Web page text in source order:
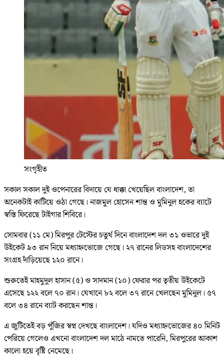
সংগৃহীত
সকাল সকাল দুই ওপেনারের বিদায়ে যে ধাক্কা খেয়েছিল বাংলাদেশ, তা
অনেকটাই কাটিয়ে ওঠা গেছে। নাজমুল হোসেন শান্ত ও মুমিনুল হকের ব্যাটে
স্বস্তি ফিরেছে টাইগার শিবিরে।
সোমবার (১১ মে) মিরপুর টেস্টের চতুর্থ দিনে বাংলাদেশ দল ৩১ ওভারে দুই
উইকেট ৯৩ রান নিয়ে মধ্যাহ্নভোজে গেছে। ২৭ রানের লিডসহ বাংলাদেশের
সংগ্রহ দাঁড়িয়েছে ১২০ রানে।
শুরুতেই মাহমুদুল হাসান (৫) ও সাদমান (১০) ফেরার পর তৃতীয় উইকেটে
এসেছে ১২২ বলে ৭০ রান। যেখানে ৮২ বলে ৩৭ রানে খেলছেন মুমিনুল। ৫৭
বলে ৩৪ রানে ব‍্যাট করছেন শান্ত।
এ জুটিতেই বড় পুঁজির স্বপ্ন দেখছে বাংলাদেশ। যদিও মধ্যাহ্নভোজের ৪০ মিনিট
পেরিয়ে গেলেও এখনো বাংলাদেশ দল মাঠে নামতে পারেনি, মিরপুরের আকাশ
কালো হয়ে বৃষ্টি নেমেছে।